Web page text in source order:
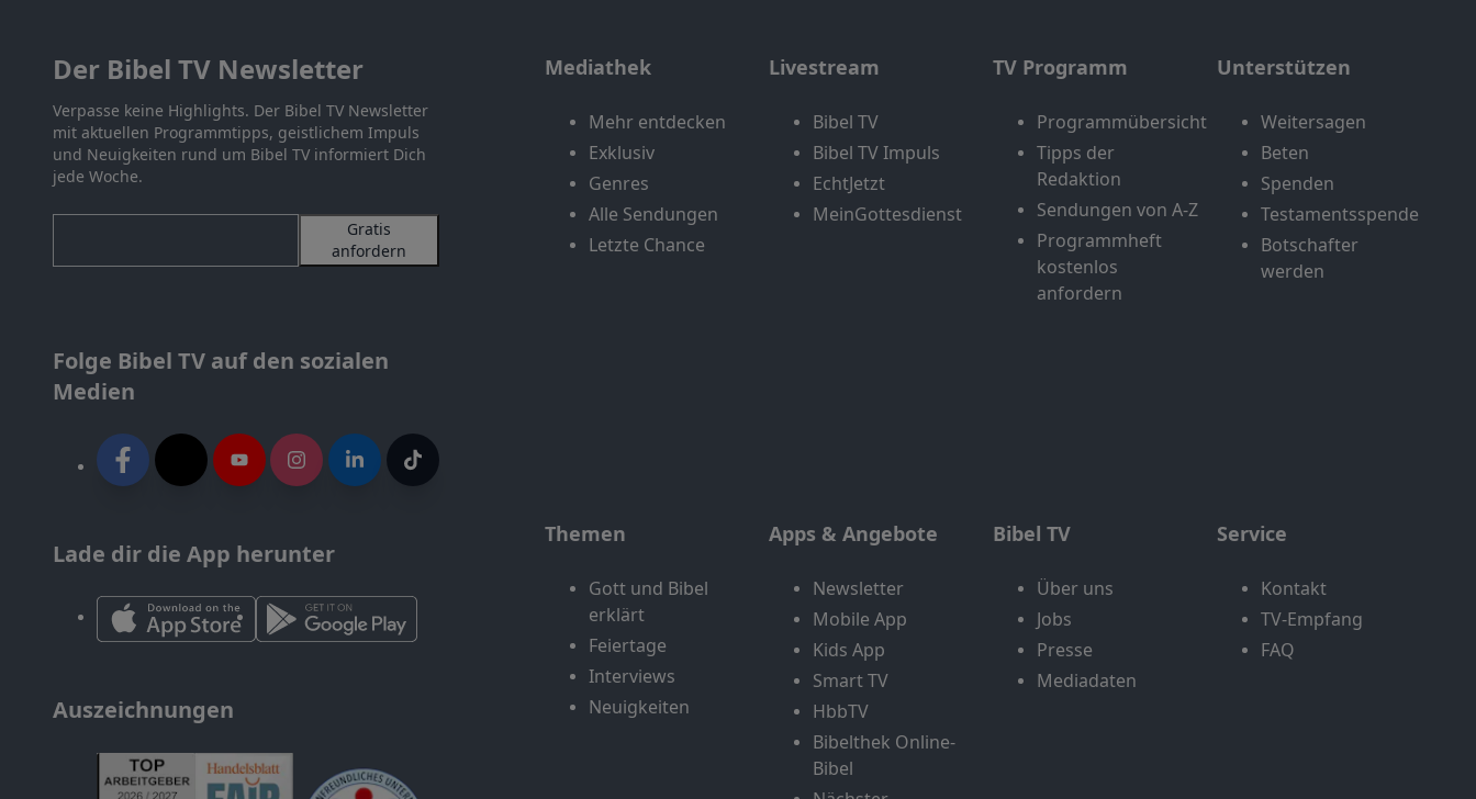
Der Bibel TV Newsletter
Verpasse keine Highlights. Der Bibel TV Newsletter
mit aktuellen Programmtipps, geistlichem Impuls
und Neuigkeiten rund um Bibel TV informiert Dich
jede Woche.
Gratis
anfordern
Folge Bibel TV auf den sozialen
Medien
Lade dir die App herunter
Auszeichnungen
Mediathek
Mehr entdecken
Exklusiv
Genres
Alle Sendungen
Letzte Chance
Livestream
Bibel TV
Bibel TV Impuls
EchtJetzt
MeinGottesdienst
TV Programm
Programmübersicht
Tipps der
Redaktion
Sendungen von A-Z
Programmheft
kostenlos
anfordern
Unterstützen
Weitersagen
Beten
Spenden
Testamentsspende
Botschafter
werden
Themen
Gott und Bibel
erklärt
Feiertage
Interviews
Neuigkeiten
Apps & Angebote
Newsletter
Mobile App
Kids App
Smart TV
HbbTV
Bibelthek Online-
Bibel
Bibel TV
Über uns
Jobs
Presse
Mediadaten
Service
Kontakt
TV-Empfang
FAQ